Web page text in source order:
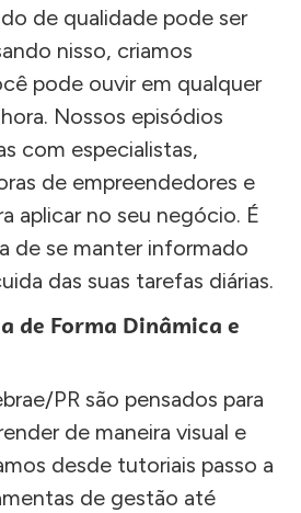
de qualidade pode ser
nisso, criamos
pode ouvir em qualquer
Nossos episódios
com especialistas,
de empreendedores e
aplicar no seu negócio. É
de se manter informado
das suas tarefas diárias.
de Forma Dinâmica e
PR são pensados para
de maneira visual e
desde tutoriais passo a
de gestão até